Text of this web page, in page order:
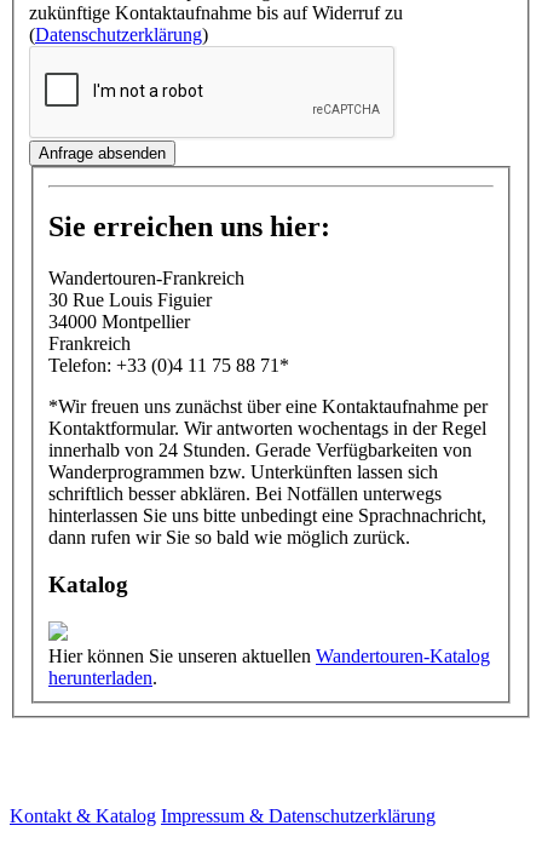
zukünftige Kontaktaufnahme bis auf Widerruf zu
(Datenschutzerklärung)
Anfrage absenden
Sie erreichen uns hier:
Wandertouren-Frankreich
30 Rue Louis Figuier
34000 Montpellier
Frankreich
Telefon: +33 (0)4 11 75 88 71*
*Wir freuen uns zunächst über eine Kontaktaufnahme per
Kontaktformular. Wir antworten wochentags in der Regel
innerhalb von 24 Stunden. Gerade Verfügbarkeiten von
Wanderprogrammen bzw. Unterkünften lassen sich
schriftlich besser abklären. Bei Notfällen unterwegs
hinterlassen Sie uns bitte unbedingt eine Sprachnachricht,
dann rufen wir Sie so bald wie möglich zurück.
Katalog
Hier können Sie unseren aktuellen Wandertouren-Katalog
herunterladen.
Kontakt & Katalog Impressum & Datenschutzerklärung